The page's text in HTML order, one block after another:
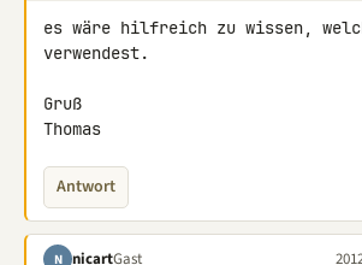
es wäre hilfreich zu wissen,
verwendest.
Gruß
Thomas
Antwort
N nicartGast